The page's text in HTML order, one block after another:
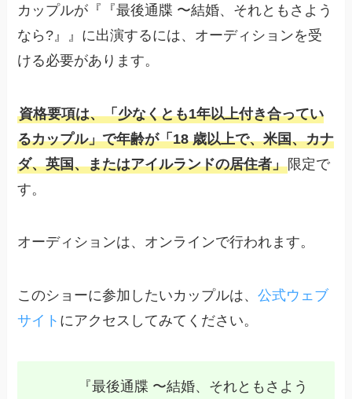
カップルが『『最後通牒 〜結婚、それともさよう
なら?』』に出演するには、オーディションを受
ける必要があります。
資格要項は、「少なくとも1年以上付き合ってい
るカップル」で年齢が「18 歳以上で、米国、カナ
ダ、英国、またはアイルランドの居住者」限定で
す。
オーディションは、オンラインで行われます。
このショーに参加したいカップルは、公式ウェブ
サイト にアクセスしてみてください。
『最後通牒 〜結婚、それともさよう